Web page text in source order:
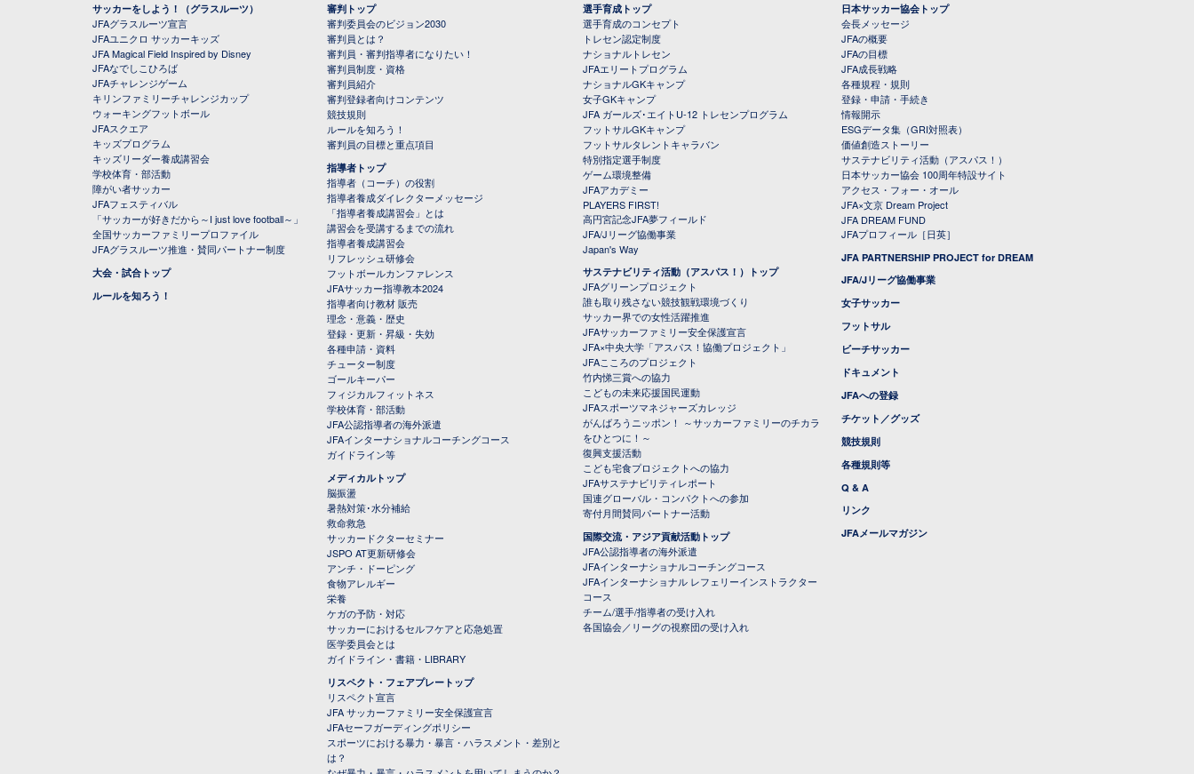
サッカーをしよう！（グラスルーツ）
JFAグラスルーツ宣言
JFAユニクロ サッカーキッズ
JFA Magical Field Inspired by Disney
JFAなでしこひろば
JFAチャレンジゲーム
キリンファミリーチャレンジカップ
ウォーキングフットボール
JFAスクエア
キッズプログラム
キッズリーダー養成講習会
学校体育・部活動
障がい者サッカー
JFAフェスティバル
「サッカーが好きだから～I just love football～」
全国サッカーファミリープロファイル
JFAグラスルーツ推進・賛同パートナー制度
大会・試合トップ
ルールを知ろう！
審判トップ
審判委員会のビジョン2030
審判員とは？
審判員・審判指導者になりたい！
審判員制度・資格
審判員紹介
審判登録者向けコンテンツ
競技規則
ルールを知ろう！
審判員の目標と重点項目
指導者トップ
指導者（コーチ）の役割
指導者養成ダイレクターメッセージ
「指導者養成講習会」とは
講習会を受講するまでの流れ
指導者養成講習会
リフレッシュ研修会
フットボールカンファレンス
JFAサッカー指導教本2024
指導者向け教材 販売
理念・意義・歴史
登録・更新・昇級・失効
各種申請・資料
チューター制度
ゴールキーパー
フィジカルフィットネス
学校体育・部活動
JFA公認指導者の海外派遣
JFAインターナショナルコーチングコース
ガイドライン等
メディカルトップ
脳振盪
暑熱対策･水分補給
救命救急
サッカードクターセミナー
JSPO AT更新研修会
アンチ・ドーピング
食物アレルギー
栄養
ケガの予防・対応
サッカーにおけるセルフケアと応急処置
医学委員会とは
ガイドライン・書籍・LIBRARY
リスペクト・フェアプレートップ
リスペクト宣言
JFA サッカーファミリー安全保護宣言
JFAセーフガーディングポリシー
スポーツにおける暴力・暴言・ハラスメント・差別と
は？
選手育成トップ
選手育成のコンセプト
トレセン認定制度
ナショナルトレセン
JFAエリートプログラム
ナショナルGKキャンプ
女子GKキャンプ
JFA ガールズ･エイトU-12 トレセンプログラム
フットサルGKキャンプ
フットサルタレントキャラバン
特別指定選手制度
ゲーム環境整備
JFAアカデミー
PLAYERS FIRST!
高円宮記念JFA夢フィールド
JFA/Jリーグ協働事業
Japan's Way
サステナビリティ活動（アスパス！）トップ
JFAグリーンプロジェクト
誰も取り残さない競技観戦環境づくり
サッカー界での女性活躍推進
JFAサッカーファミリー安全保護宣言
JFA×中央大学「アスパス！協働プロジェクト」
JFAこころのプロジェクト
竹内悌三賞への協力
こどもの未来応援国民運動
JFAスポーツマネジャーズカレッジ
がんばろうニッポン！ ～サッカーファミリーのチカラ
をひとつに！～
復興支援活動
こども宅食プロジェクトへの協力
JFAサステナビリティレポート
国連グローバル・コンパクトへの参加
寄付月間賛同パートナー活動
国際交流・アジア貢献活動トップ
JFA公認指導者の海外派遣
JFAインターナショナルコーチングコース
JFAインターナショナル レフェリーインストラクター
コース
チーム/選手/指導者の受け入れ
各国協会／リーグの視察団の受け入れ
日本サッカー協会トップ
会長メッセージ
JFAの概要
JFAの目標
JFA成長戦略
各種規程・規則
登録・申請・手続き
情報開示
ESGデータ集（GRI対照表）
価値創造ストーリー
サステナビリティ活動（アスパス！）
日本サッカー協会 100周年特設サイト
アクセス・フォー・オール
JFA×文京 Dream Project
JFA DREAM FUND
JFAプロフィール［日英］
JFA PARTNERSHIP PROJECT for DREAM
JFA/Jリーグ協働事業
女子サッカー
フットサル
ビーチサッカー
ドキュメント
JFAへの登録
チケット／グッズ
競技規則
各種規則等
Q & A
リンク
JFAメールマガジン